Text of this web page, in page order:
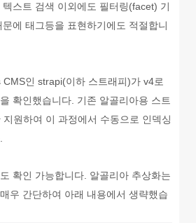
스트 검색 이외에도 필터링(facet) 기
에 태그등을 표현하기에도 적절합니
인 strapi(이하 스트래피)가 v4로
확인했습니다. 기존 알골리아용 스트
원하여 이 과정에서 수동으로 인덱싱
확인 가능합니다. 알골리아 추상화는
우 간단하여 아래 내용에서 생략했습